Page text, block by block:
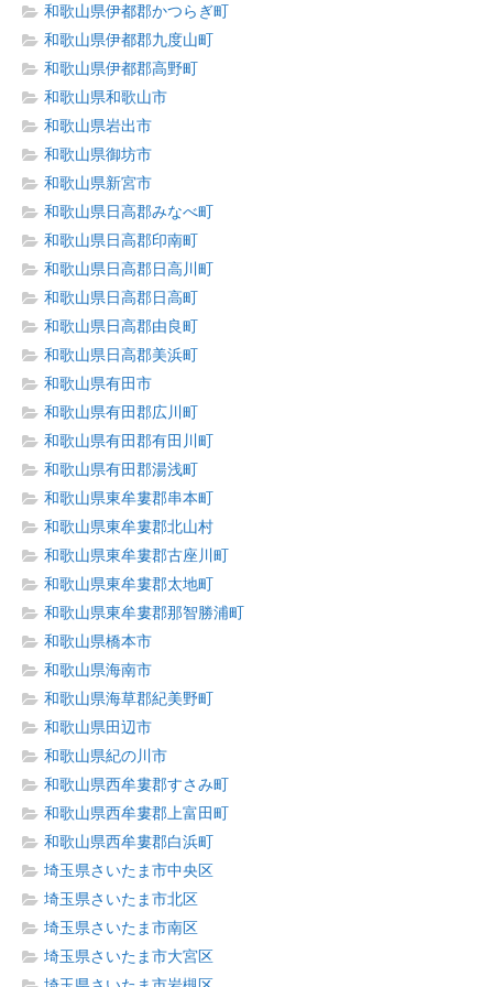
和歌山県伊都郡かつらぎ町
和歌山県伊都郡九度山町
和歌山県伊都郡高野町
和歌山県和歌山市
和歌山県岩出市
和歌山県御坊市
和歌山県新宮市
和歌山県日高郡みなべ町
和歌山県日高郡印南町
和歌山県日高郡日高川町
和歌山県日高郡日高町
和歌山県日高郡由良町
和歌山県日高郡美浜町
和歌山県有田市
和歌山県有田郡広川町
和歌山県有田郡有田川町
和歌山県有田郡湯浅町
和歌山県東牟婁郡串本町
和歌山県東牟婁郡北山村
和歌山県東牟婁郡古座川町
和歌山県東牟婁郡太地町
和歌山県東牟婁郡那智勝浦町
和歌山県橋本市
和歌山県海南市
和歌山県海草郡紀美野町
和歌山県田辺市
和歌山県紀の川市
和歌山県西牟婁郡すさみ町
和歌山県西牟婁郡上富田町
和歌山県西牟婁郡白浜町
埼玉県さいたま市中央区
埼玉県さいたま市北区
埼玉県さいたま市南区
埼玉県さいたま市大宮区